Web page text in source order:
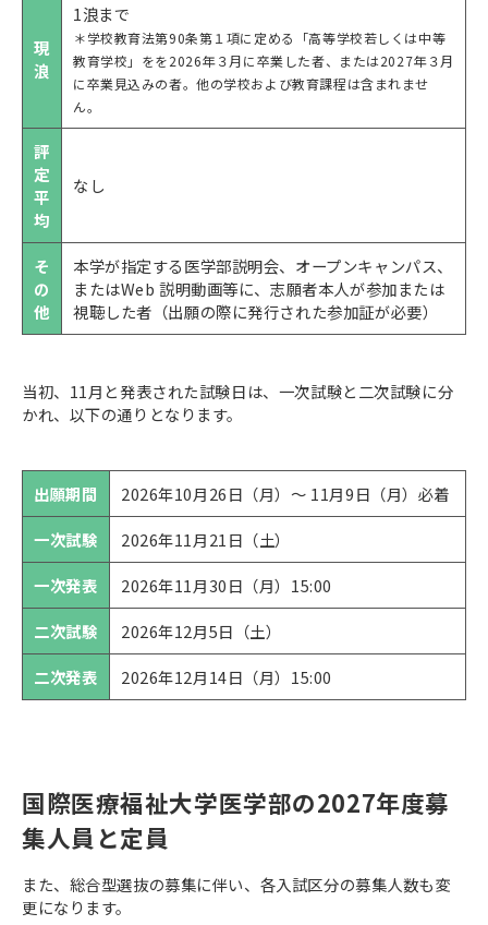
現
浪
1浪まで
＊学校教育法第90条第１項に定める「高等学校若しくは中等
教育学校」をを2026年３月に卒業した者、または2027年３月
に卒業見込みの者。他の学校および教育課程は含まれませ
ん。
評
定
平
均
なし
そ
の
他
本学が指定する医学部説明会、オープンキャンパス、
またはWeb 説明動画等に、志願者本人が参加または
視聴した者（出願の際に発行された参加証が必要）
当初、11月と発表された試験日は、一次試験と二次試験に分
かれ、以下の通りとなります。
出願期間
2026年10月26日（月）～ 11月9日（月）必着
一次試験
2026年11月21日（土）
一次発表
2026年11月30日（月）15:00
二次試験
2026年12月5日（土）
二次発表
2026年12月14日（月）15:00
国際医療福祉大学医学部の2027年度募
集人員と定員
また、総合型選抜の募集に伴い、各入試区分の募集人数も変
更になります。